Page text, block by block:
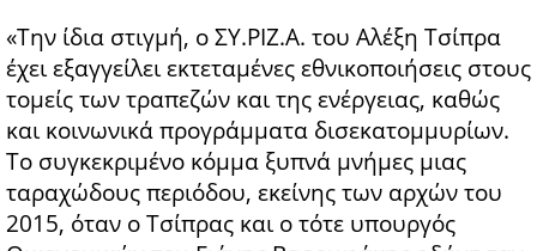
«Την ίδια στιγμή, ο ΣΥ.ΡΙΖ.Α. του Αλέξη Τσίπρα
έχει εξαγγείλει εκτεταμένες εθνικοποιήσεις στους
τομείς των τραπεζών και της ενέργειας, καθώς
και κοινωνικά προγράμματα δισεκατομμυρίων.
Το συγκεκριμένο κόμμα ξυπνά μνήμες μιας
ταραχώδους περιόδου, εκείνης των αρχών του
2015, όταν ο Τσίπρας και ο τότε υπουργός